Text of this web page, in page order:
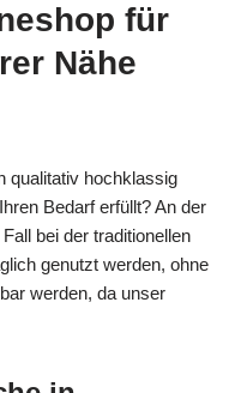
für
Nähe
qualitativ hochklassig
Bedarf erfüllt? An der
bei der traditionellen
genutzt werden, ohne
werden, da unser